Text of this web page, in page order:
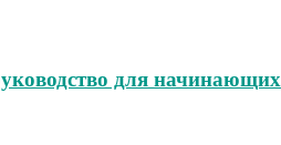
для начинающих